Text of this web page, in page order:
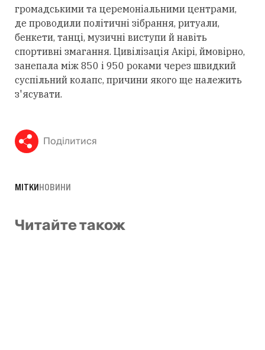
громадськими та церемоніальними центрами,
де проводили політичні зібрання, ритуали,
бенкети, танці, музичні виступи й навіть
спортивні змагання. Цивілізація Акірі, ймовірно,
занепала між 850 і 950 роками через швидкий
суспільний колапс, причини якого ще належить
з'ясувати.
Поділитися
МІТКИНОВИНИ
Читайте також